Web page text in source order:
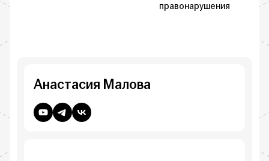
правонарушения
Анастасия Малова